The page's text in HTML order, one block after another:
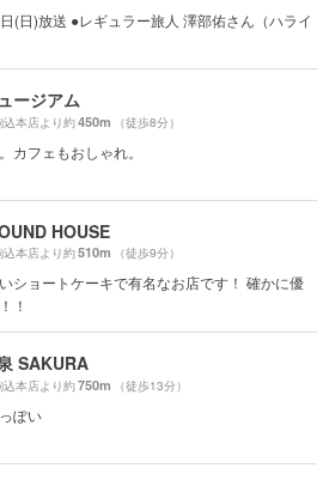
(日)放送 ●レギュラー旅人 澤部佑さん（ハライ
ージアム
本店より約450m （徒歩8分）
カフェもおしゃれ。
HOUSE
本店より約510m （徒歩9分）
ショートケーキで有名なお店です！ 確かに優
！
SAKURA
本店より約750m （徒歩13分）
ぽい